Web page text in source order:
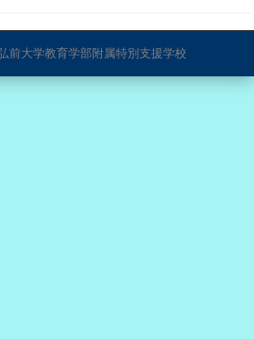
前大学教育学部附属特別支援学校